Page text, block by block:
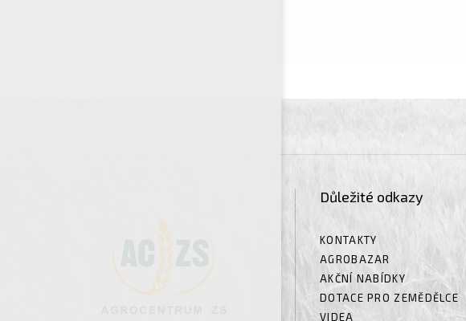
Důležité odkazy
KONTAKTY
AGROBAZAR
AKČNÍ NABÍDKY
DOTACE PRO ZEMĚDĚLCE
VIDEA